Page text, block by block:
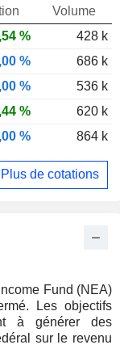
Fund (NEA)
Les objectifs
à générer des
sur le revenu
Volume
%
428 k
%
686 k
%
536 k
%
620 k
% 864 k
Plus de cotations